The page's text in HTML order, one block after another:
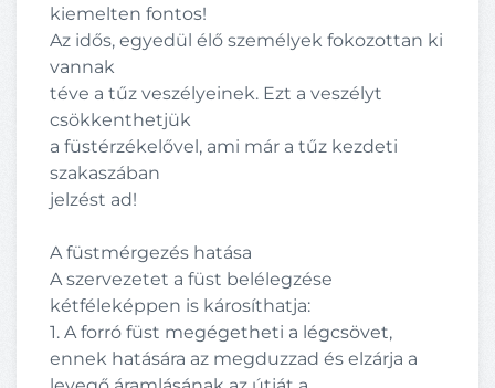
kiemelten fontos!
Az idős, egyedül élő személyek fokozottan ki
vannak
téve a tűz veszélyeinek. Ezt a veszélyt
csökkenthetjük
a füstérzékelővel, ami már a tűz kezdeti
szakaszában
jelzést ad!
A füstmérgezés hatása
A szervezetet a füst belélegzése
kétféleképpen is károsíthatja:
1. A forró füst megégetheti a légcsövet,
ennek hatására az megduzzad és elzárja a